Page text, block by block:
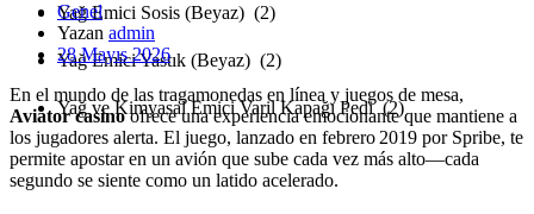
Yağ Emici Sosis (Beyaz) (2)
Yağ Emici Yastık (Beyaz) (2)
Yağ ve Kimyasal Emici Varil Kapağı Pedi (2)
Genel
Yazan admin
Posted
28 Mayıs 2026
En el mundo de las tragamonedas en línea y juegos de mesa,
Aviator casinoofrece una experiencia emocionante que mantiene a
los jugadores alerta. El juego, lanzado en febrero 2019 por Spribe, te
permite apostar en un avión que sube cada vez más alto—cada
segundo se siente como un latido acelerado.